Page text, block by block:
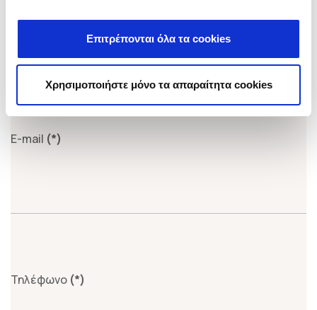
Επιτρέπονται όλα τα cookies
Χρησιμοποιήστε μόνο τα απαραίτητα cookies
E-mail (*)
Τηλέφωνο (*)